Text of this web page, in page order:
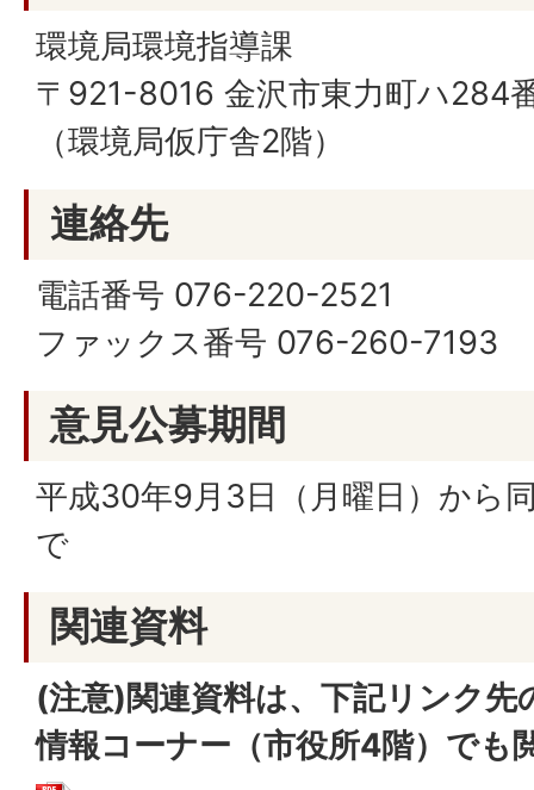
環境局環境指導課
〒921-8016 金沢市東力町ハ284
（環境局仮庁舎2階）
連絡先
電話番号 076-220-2521
ファックス番号 076-260-7193
意見公募期間
平成30年9月3日（月曜日）から
で
関連資料
(注意)関連資料は、下記リンク先
情報コーナー（市役所4階）でも